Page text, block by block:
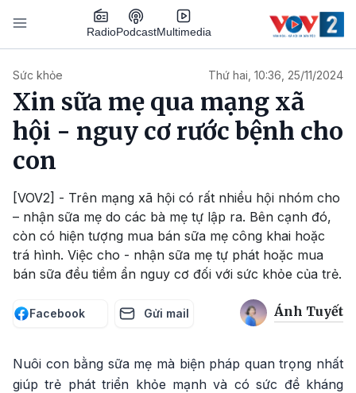
Nhảy đến nội dung
RadioPodcastMultimedia
Sức khỏe Thứ hai, 10:36, 25/11/2024
Xin sữa mẹ qua mạng xã
hội - nguy cơ rước bệnh cho
con
[VOV2] - Trên mạng xã hội có rất nhiều hội nhóm cho
– nhận sữa mẹ do các bà mẹ tự lập ra. Bên cạnh đó,
còn có hiện tượng mua bán sữa mẹ công khai hoặc
trá hình. Việc cho - nhận sữa mẹ tự phát hoặc mua
bán sữa đều tiềm ẩn nguy cơ đối với sức khỏe của trẻ.
Facebook Gửi mail Ánh Tuyết
Nuôi con bằng sữa mẹ mà biện pháp quan trọng nhất
giúp trẻ phát triển khỏe mạnh và có sức đề kháng